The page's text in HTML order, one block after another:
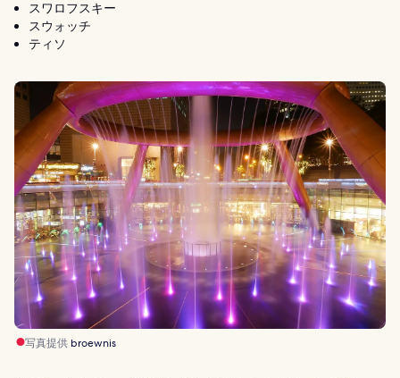
スワロフスキー
スウォッチ
ティソ
写真提供 broewnis